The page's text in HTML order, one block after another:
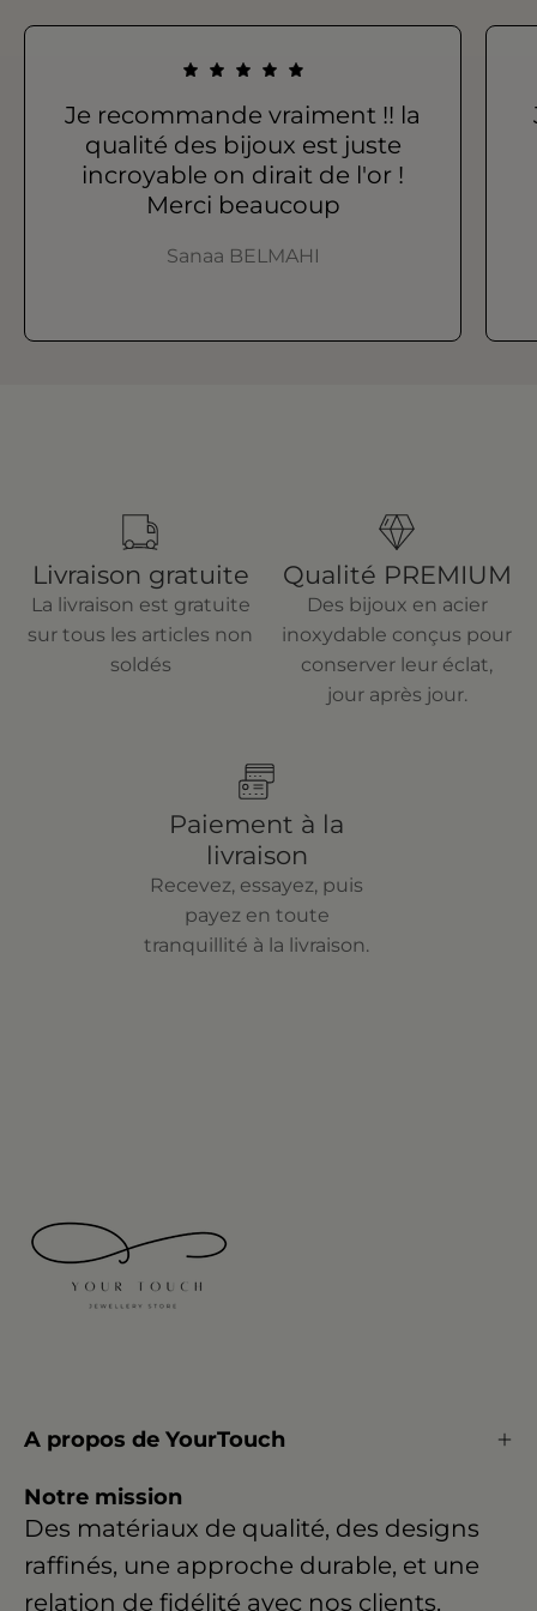
Je recommande vraiment !! la
qualité des bijoux est juste
incroyable on dirait de l'or !
Merci beaucoup
Sanaa BELMAHI
Livraison gratuite
La livraison est gratuite
sur tous les articles non
soldés
Qualité PREMIUM
Des bijoux en acier
inoxydable conçus pour
conserver leur éclat,
jour après jour.
Paiement à la
livraison
Recevez, essayez, puis
payez en toute
tranquillité à la livraison.
A propos de YourTouch
Notre mission
Des matériaux de qualité, des designs
raffinés, une approche durable, et une
relation de fidélité avec nos clients.